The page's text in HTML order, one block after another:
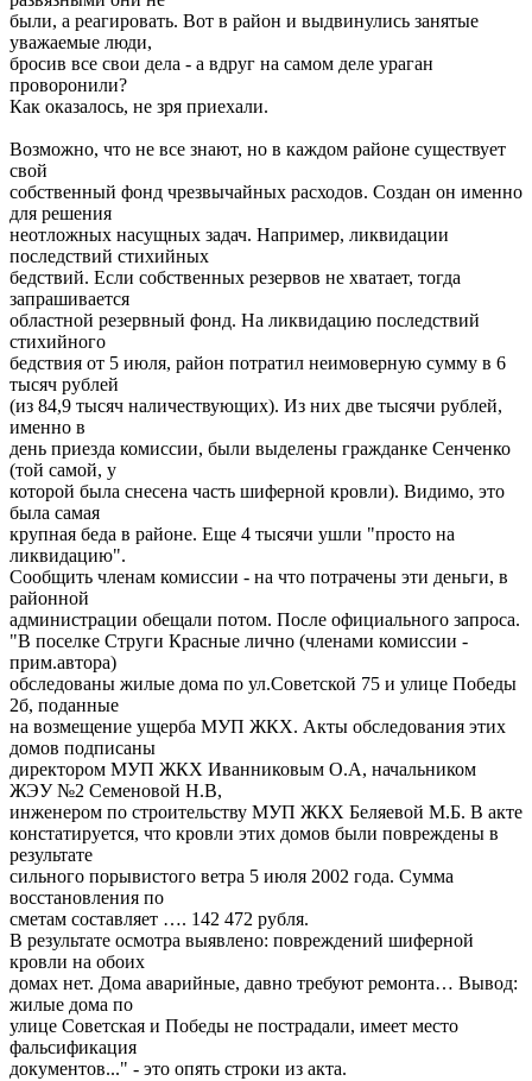
были, а реагировать. Вот в район и выдвинулись занятые
уважаемые люди,
бросив все свои дела - а вдруг на самом деле ураган
проворонили?
Как оказалось, не зря приехали.
Возможно, что не все знают, но в каждом районе существует
свой
собственный фонд чрезвычайных расходов. Создан он именно
для решения
неотложных насущных задач. Например, ликвидации
последствий стихийных
бедствий. Если собственных резервов не хватает, тогда
запрашивается
областной резервный фонд. На ликвидацию последствий
стихийного
бедствия от 5 июля, район потратил неимоверную сумму в 6
тысяч рублей
(из 84,9 тысяч наличествующих). Из них две тысячи рублей,
именно в
день приезда комиссии, были выделены гражданке Сенченко
(той самой, у
которой была снесена часть шиферной кровли). Видимо, это
была самая
крупная беда в районе. Еще 4 тысячи ушли "просто на
ликвидацию".
Сообщить членам комиссии - на что потрачены эти деньги, в
районной
администрации обещали потом. После официального запроса.
"В поселке Струги Красные лично (членами комиссии -
прим.автора)
обследованы жилые дома по ул.Советской 75 и улице Победы
2б, поданные
на возмещение ущерба МУП ЖКХ. Акты обследования этих
домов подписаны
директором МУП ЖКХ Иванниковым О.А, начальником
ЖЭУ №2 Семеновой Н.В,
инженером по строительству МУП ЖКХ Беляевой М.Б. В акте
констатируется, что кровли этих домов были повреждены в
результате
сильного порывистого ветра 5 июля 2002 года. Сумма
восстановления по
сметам составляет …. 142 472 рубля.
В результате осмотра выявлено: повреждений шиферной
кровли на обоих
домах нет. Дома аварийные, давно требуют ремонта… Вывод:
жилые дома по
улице Советская и Победы не пострадали, имеет место
фальсификация
документов..." - это опять строки из акта.